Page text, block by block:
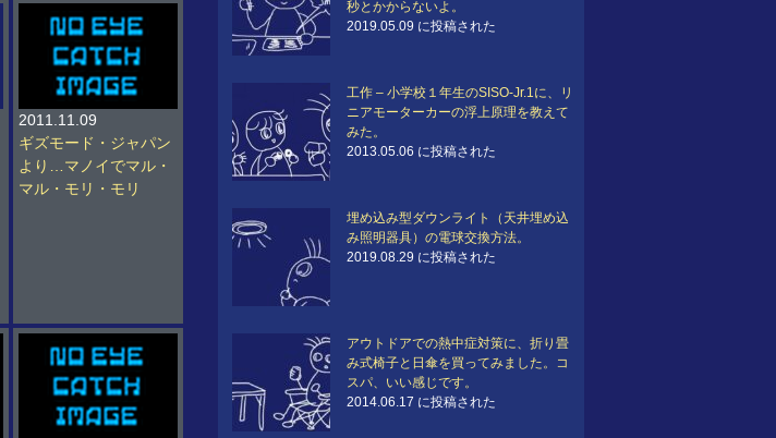
2011.11.09
ギズモード・ジャパン
より…マノイでマル・
マル・モリ・モリ
秒とかからないよ。
2019.05.09 に投稿された
工作 – 小学校１年生のSISO-Jr.1に、リ
ニアモーターカーの浮上原理を教えて
みた。
2013.05.06 に投稿された
埋め込み型ダウンライト（天井埋め込
み照明器具）の電球交換方法。
2019.08.29 に投稿された
アウトドアでの熱中症対策に、折り畳
み式椅子と日傘を買ってみました。コ
スパ、いい感じです。
2014.06.17 に投稿された